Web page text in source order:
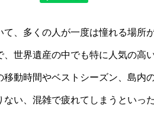
て、多くの人が一度は憧れる場所
世界遺産の中でも特に人気の高
移動時間やベストシーズン、島内
い、混雑で疲れてしまうといっ